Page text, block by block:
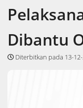
Dibantu
Diterbitkan pada 13-12-